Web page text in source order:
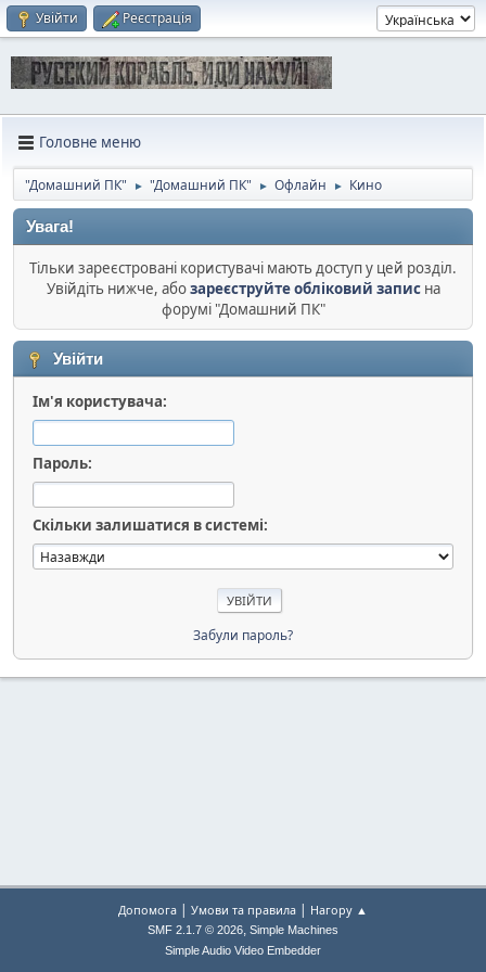
Увійти Реєстрація
Головне меню
"Домашний ПК" ► "Домашний ПК" ► Офлайн ► Кино
Увага!
Тільки зареєстровані користувачі мають доступ у цей розділ.
Увійдіть нижче, абозареєструйте обліковий записна
форумі "Домашний ПК"
Увійти
Ім'я користувача:
Пароль:
Скільки залишатися в системі:
Забули пароль?
Допомога | Умови та правила | Нагору ▲
SMF 2.1.7 © 2026, Simple Machines
Simple Audio Video Embedder